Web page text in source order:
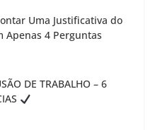
Uma Justificativa do
Apenas 4 Perguntas
DE TRABALHO – 6